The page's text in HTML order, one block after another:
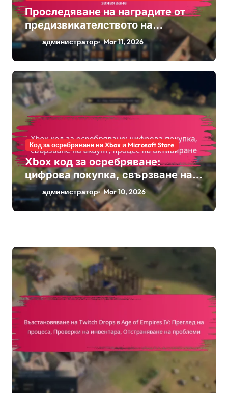
Проследяване на наградите от
предизвикателството на
събитията: Мониторинг на
напредъка, Системи за
класиране, Процедури за
заявяване
администратор Mar 11, 2026
Код за осребряване на Xbox и Microsoft Store
Xbox код за осребряване:
цифрова покупка, свързване на
акаунт, процес на активиране
администратор Mar 10, 2026